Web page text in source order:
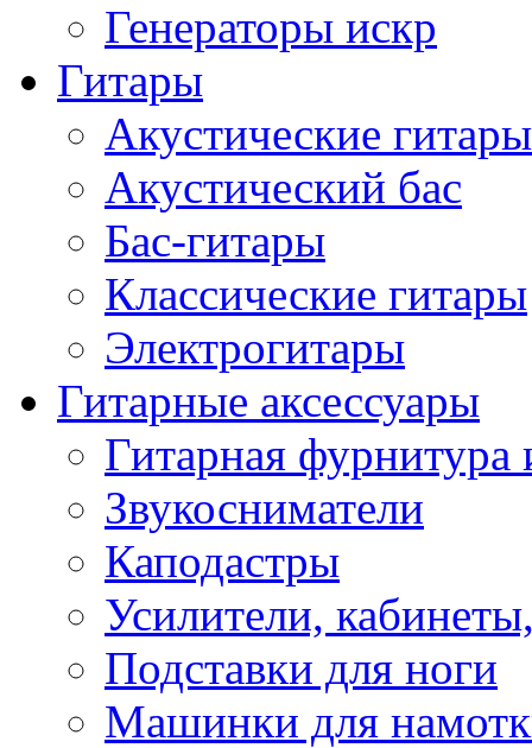
Генераторы искр
Гитары
Акустические гитары
Акустический бас
Бас-гитары
Классические гитары
Электрогитары
Гитарные аксессуары
Гитарная фурнитура
Звукосниматели
Каподастры
Усилители,
Подставки для ноги
Машинки для